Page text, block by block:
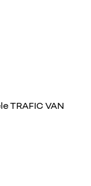
TRAFIC VAN